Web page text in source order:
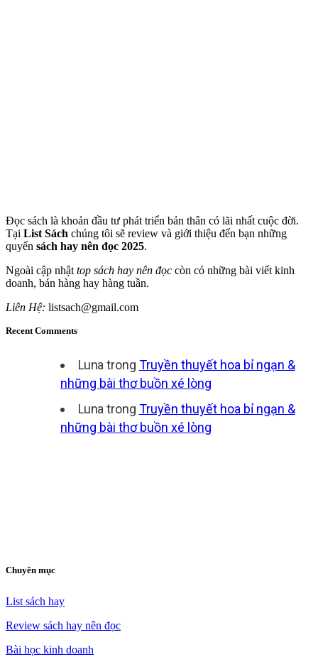
Đọc sách là khoản đầu tư phát triển bản thân có lãi nhất cuộc đời.
Tại List Sách chúng tôi sẽ review và giới thiệu đến bạn những
quyển sách hay nên đọc 2025.
Ngoài cập nhật top sách hay nên đọc còn có những bài viết kinh
doanh, bán hàng hay hàng tuần.
Liên Hệ: listsach@gmail.com
Recent Comments
Luna trong Truyền thuyết hoa bỉ ngạn &
những bài thơ buồn xé lòng
Luna trong Truyền thuyết hoa bỉ ngạn &
những bài thơ buồn xé lòng
Chuyên mục
List sách hay
Review sách hay nên đọc
Bài học kinh doanh